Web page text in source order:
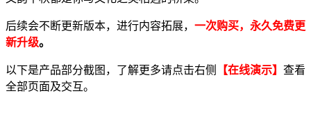
后续会不断更新版本，进行内容拓展， 一次购买，永久免费更
新升级。
以下是产品部分截图，了解更多请点击右侧 【在线演示】 查看
全部页面及交互。